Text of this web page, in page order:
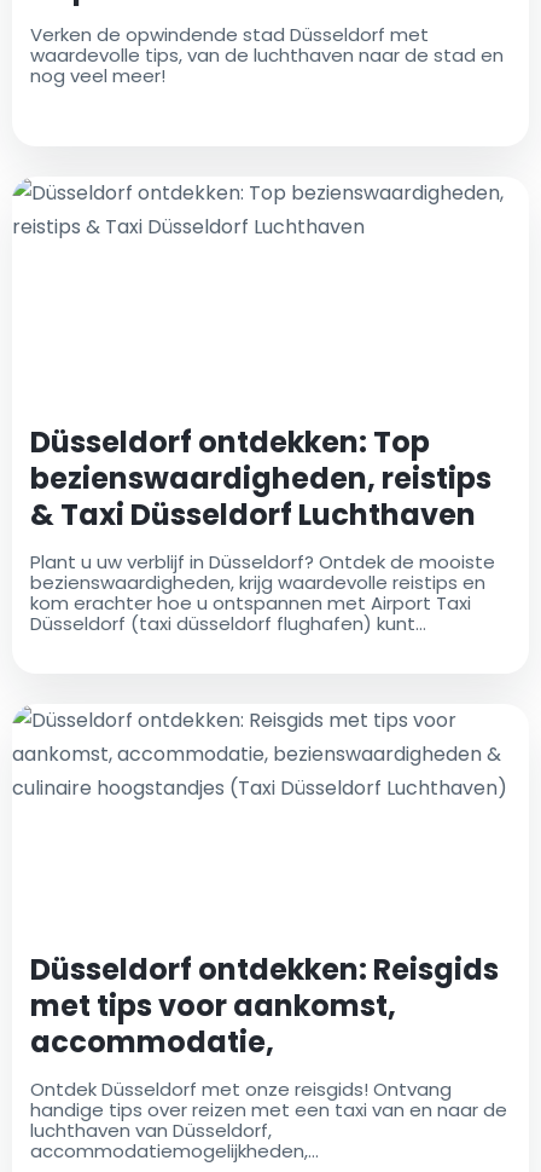
Flughafen
Verken de opwindende stad Düsseldorf met
waardevolle tips, van de luchthaven naar de stad en
nog veel meer!
Düsseldorf ontdekken: Top
bezienswaardigheden, reistips
& Taxi Düsseldorf Luchthaven
Plant u uw verblijf in Düsseldorf? Ontdek de mooiste
bezienswaardigheden, krijg waardevolle reistips en
kom erachter hoe u ontspannen met Airport Taxi
Düsseldorf (taxi düsseldorf flughafen) kunt
Düsseldorf ontdekken: Reisgids
met tips voor aankomst,
accommodatie,
bezienswaardigheden &
culinaire hoogstandjes (Taxi
Düsseldorf Luchthaven)
Ontdek Düsseldorf met onze reisgids! Ontvang
handige tips over reizen met een taxi van en naar de
luchthaven van Düsseldorf,
accommodatiemogelijkheden,